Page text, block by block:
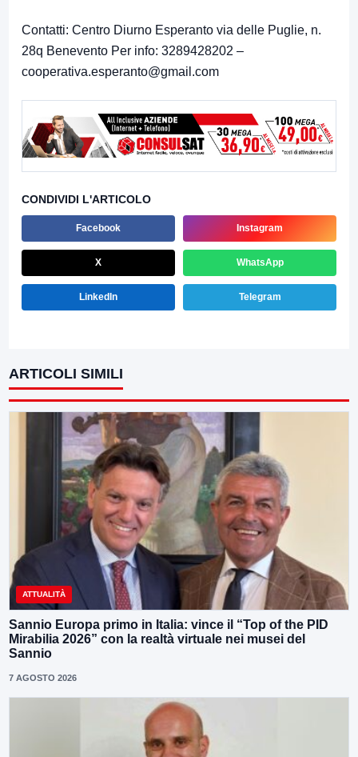
Contatti: Centro Diurno Esperanto via delle Puglie, n.
28q Benevento Per info: 3289428202 –
cooperativa.esperanto@gmail.com
CONDIVIDI L'ARTICOLO
Facebook Instagram
X WhatsApp
LinkedIn Telegram
ARTICOLI SIMILI
ATTUALITÀ
Sannio Europa primo in Italia: vince il “Top of the PID
Mirabilia 2026” con la realtà virtuale nei musei del
Sannio
7 AGOSTO 2026